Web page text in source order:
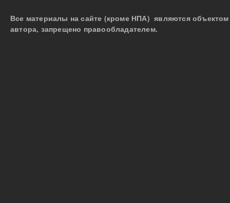
Все материалы на сайте (кроме НПА) являются
автора, запрещено правообладателем.